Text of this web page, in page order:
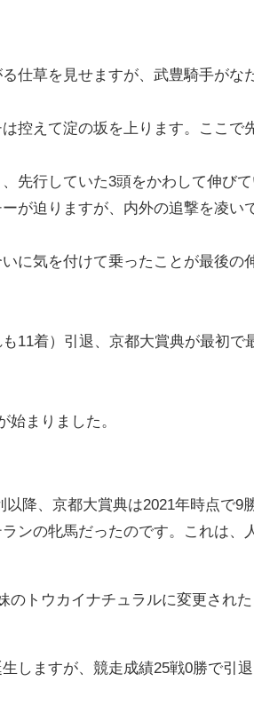
仕草を見せますが、武豊騎手がな
控えて淀の坂を上ります。ここで
先行していた3頭をかわして伸びて
が迫りますが、内外の追撃を凌い
に気を付けて乗ったことが最後の
11着）引退、京都大賞典が最初で
まりました。
降、京都大賞典は2021年時点で9
ンの牝馬だったのです。これは、
トウカイナチュラルに変更された
しますが、競走成績25戦0勝で引